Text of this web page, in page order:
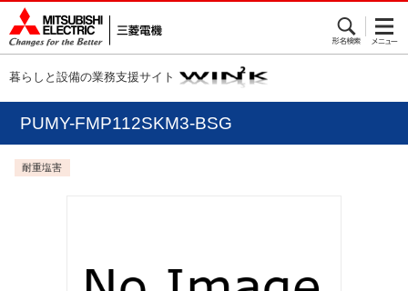
暮らしと設備の業務支援サイト
PUMY-FMP112SKM3-BSG
耐重塩害